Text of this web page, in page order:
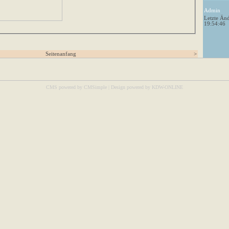
Seitenanfang >
Admin
Letzte
19:54:46
CMS powered by CMSimple Design powered by KDW-ONLINE